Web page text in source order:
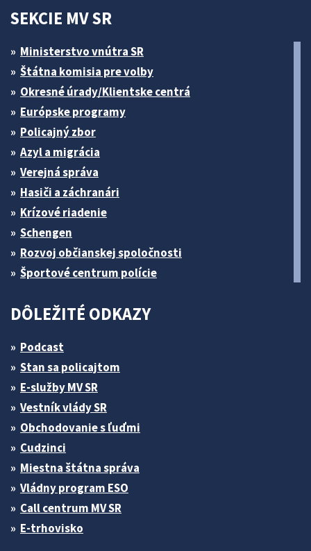
SEKCIE MV SR
Ministerstvo vnútra SR
Štátna komisia pre volby
Okresné úrady/Klientske centrá
Európske programy
Policajný zbor
Azyl a migrácia
Verejná správa
Hasiči a záchranári
Krízové riadenie
Schengen
Rozvoj občianskej spoločnosti
Športové centrum polície
DÔLEŽITÉ ODKAZY
Podcast
Stan sa policajtom
E-služby MV SR
Vestník vlády SR
Obchodovanie s ľuďmi
Cudzinci
Miestna štátna správa
Vládny program ESO
Call centrum MV SR
E-trhovisko